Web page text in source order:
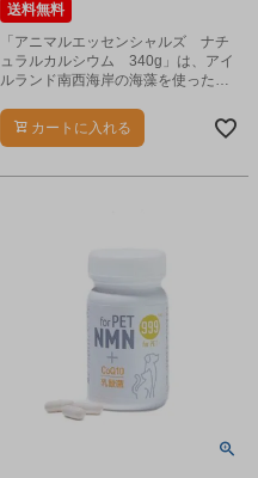
送料無料
「アニマルエッセンシャルズ ナチ
ュラルカルシウム 340g」は、アイ
ルランド南西海岸の海藻を使った
カートに入れる